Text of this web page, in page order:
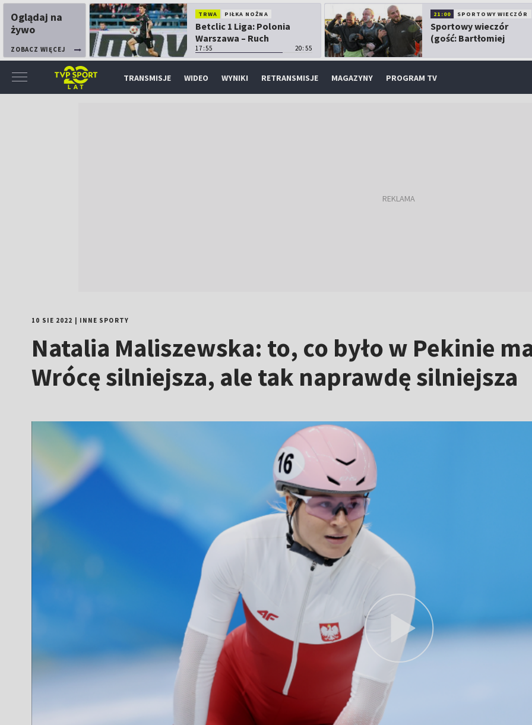
Oglądaj na
żywo
ZOBACZ WIĘCEJ
TRWA PIŁKA NOŻNA
Betclic 1 Liga: Polonia
Warszawa – Ruch
Chorzów
17:55 20:55
21:00 SPORTOWY WIECZÓR
Sportowy wieczór
(gość: Bartłomiej
TRANSMISJE WIDEO WYNIKI RETRANSMISJE MAGAZYNY PROGRAM TV
10 SIE 2022 INNE SPORTY
Natalia Maliszewska: to, co było w Pekinie
Wrócę silniejsza, ale tak naprawdę silniejsza